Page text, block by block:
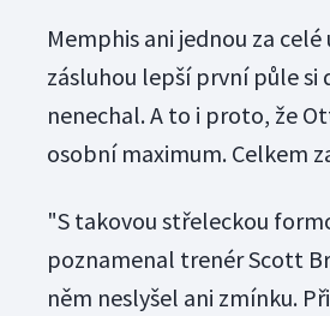
Memphis ani jednou za
zásluhou lepší první půle si
nenechal. A to i proto, že
osobní maximum. Celkem
"S takovou střeleckou
poznamenal trenér Scott
něm neslyšel ani zmínku.